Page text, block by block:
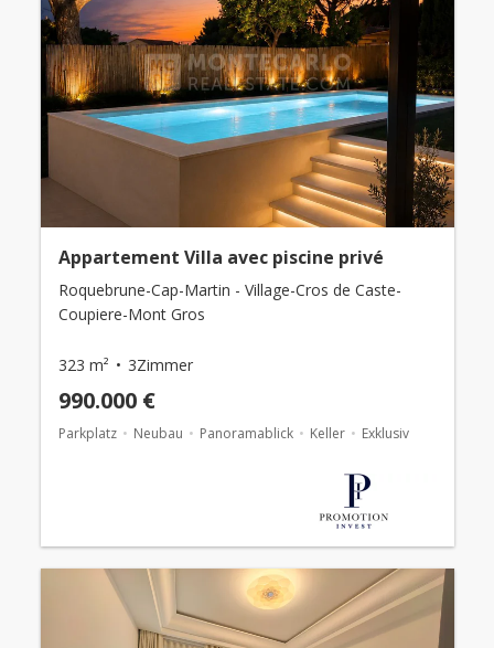
Appartement Villa avec piscine privé
Roquebrune-Cap-Martin - Village-Cros de Caste-
Coupiere-Mont Gros
323 m² 3Zimmer
990.000 €
Parkplatz Neubau Panoramablick Keller Exklusiv